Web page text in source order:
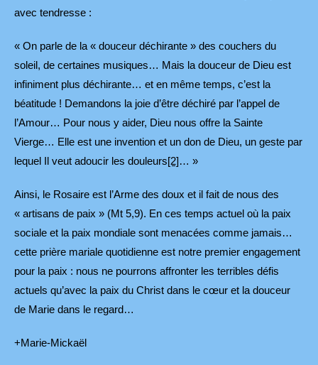
avec tendresse :
« On parle de la « douceur déchirante » des couchers du
soleil, de certaines musiques… Mais la douceur de Dieu est
infiniment plus déchirante… et en même temps, c’est la
béatitude ! Demandons la joie d’être déchiré par l’appel de
l’Amour… Pour nous y aider, Dieu nous offre la Sainte
Vierge… Elle est une invention et un don de Dieu, un geste par
lequel Il veut adoucir les douleurs[2]… »
Ainsi, le Rosaire est l’Arme des doux et il fait de nous des
« artisans de paix » (Mt 5,9). En ces temps actuel où la paix
sociale et la paix mondiale sont menacées comme jamais…
cette prière mariale quotidienne est notre premier engagement
pour la paix : nous ne pourrons affronter les terribles défis
actuels qu’avec la paix du Christ dans le cœur et la douceur
de Marie dans le regard…
+Marie-Mickaël